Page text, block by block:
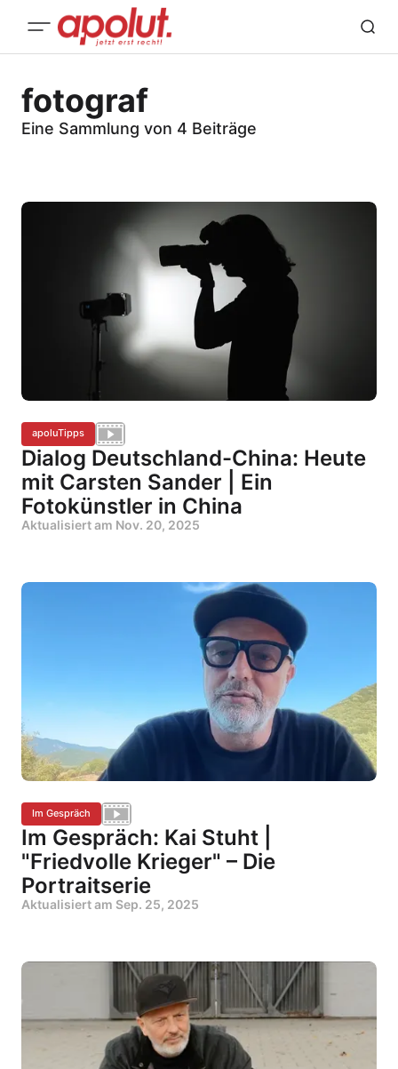
fotograf
Eine Sammlung von 4 Beiträge
apoluTipps
Dialog Deutschland-China: Heute
mit Carsten Sander | Ein
Fotokünstler in China
Aktualisiert am Nov. 20, 2025
Im Gespräch
Im Gespräch: Kai Stuht |
"Friedvolle Krieger" – Die
Portraitserie
Aktualisiert am Sep. 25, 2025